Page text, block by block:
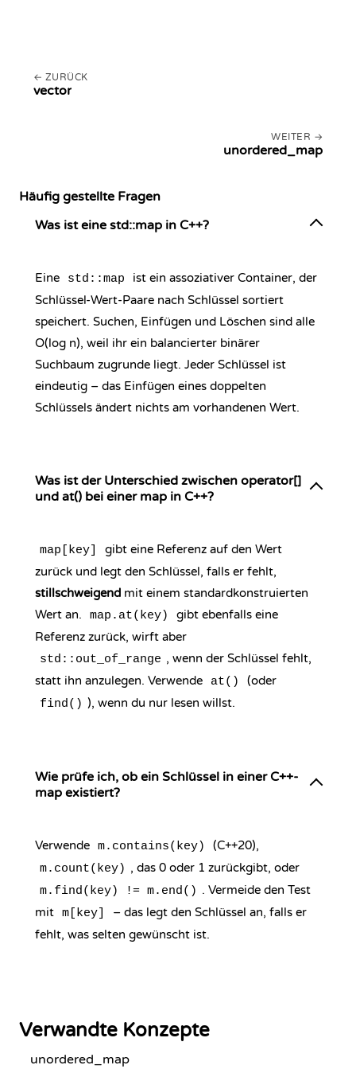
ZURÜCK
vector
WEITER
unordered_map
Häufig gestellte Fragen
Was ist eine std::map in C++?
Eine std::map
ist ein assoziativer Container, der
Schlüssel-Wert-Paare nach Schlüssel sortiert
speichert. Suchen, Einfügen und Löschen sind alle
O(log n), weil ihr ein balancierter binärer
Suchbaum zugrunde liegt. Jeder Schlüssel ist
eindeutig – das Einfügen eines doppelten
Schlüssels ändert nichts am vorhandenen Wert.
Was ist der Unterschied zwischen operator[]
und at() bei einer map in C++?
map[key]
gibt eine Referenz auf den Wert
zurück und legt den Schlüssel, falls er fehlt,
stillschweigend mit einem standardkonstruierten
Wert an.
map.at(key)
gibt ebenfalls eine
Referenz zurück, wirft aber
std::out_of_range , wenn der Schlüssel fehlt,
statt ihn anzulegen. Verwende
at() (oder
find() ), wenn du nur lesen willst.
Wie prüfe ich, ob ein Schlüssel in einer C++-
map existiert?
Verwende m.contains(key) (C++20),
m.count(key) , das 0 oder 1 zurückgibt, oder
m.find(key) != m.end() . Vermeide den Test
mit m[key]
– das legt den Schlüssel an, falls er
fehlt, was selten gewünscht ist.
Verwandte Konzepte
unordered_map